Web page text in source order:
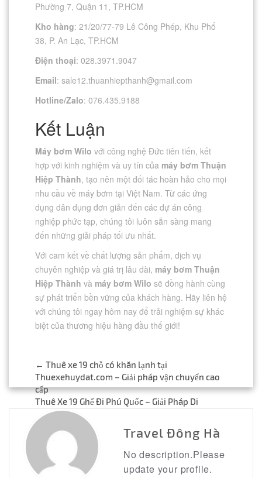
Phường 7, Quận 11, TP.HCM
Kho hàng: 21/20/77-79 Lê Công Phép, Khu Phố
38, P. An Lạc, TP.HCM
Điện thoại: 028.3971.9047
Email: sale12.thuanhiepthanh@gmail.com
Hotline/Zalo: 076.435.9188
Kết Luận
Máy bơm Wilo với công nghệ Đức tiên tiến, kết
hợp với kinh nghiệm và uy tín của máy bơm Thuận
Hiệp Thành, tạo nên một đối tác hoàn hảo cho mọi
nhu cầu về máy bơm tại Việt Nam. Từ các ứng
dụng dân dụng đơn giản đến các dự án công
nghiệp phức tạp, chúng tôi luôn sẵn sàng mang
đến những giải pháp tối ưu nhất.
Với cam kết về chất lượng sản phẩm, dịch vụ
chuyên nghiệp và giá trị lâu dài, máy bơm Thuận
Hiệp Thành và máy bơm Wilo sẽ đồng hành cùng
sự phát triển bền vững của khách hàng. Hãy liên hệ
với chúng tôi ngay hôm nay để trải nghiệm sự khác
biệt của thương hiệu hàng đầu thế giới!
Post
navigation
← Thuê xe 19 chỗ có khăn lạnh tại
Thuexehuydat.com – Giải pháp vận chuyển cao
cấp
Thuê Xe 19 Ghế Đi Phú Quốc – Giải Pháp Di
Chuyển Tối Ưu Cho Đoàn Đông
Travel Đông Hà
No description.Please
update your profile.